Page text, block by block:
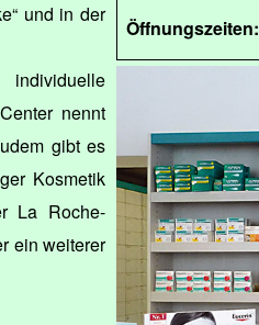
Öffnungszeiten:
und in der
nennt
gibt es
Kosmetik
La Roche-
ein weiterer